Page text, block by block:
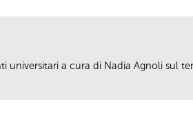
universitari a cura di Nadia Agnoli sul